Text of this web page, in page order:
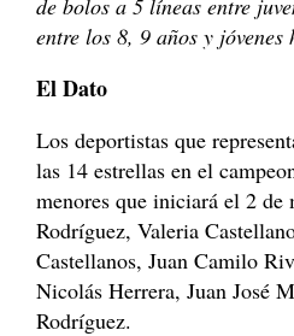
entre los 8, 9 años y jóvenes
El Dato
Los deportistas que
las 14 estrellas en el
menores que iniciará el 2 de
Rodríguez, Valeria
Castellanos, Juan Camilo
Nicolás Herrera, Juan José
Rodríguez.